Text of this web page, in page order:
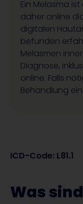
Ein Melasma
daher online
digitalen
befunden
Melasmen
Diagnose,
online. Falls
Behandlung
ICD-Code: L81.1
Was